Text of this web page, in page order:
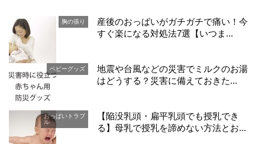
胸の張り
産後のおっぱいがガチガチで痛い！今
すぐ楽になる対処法7選【いつま...
ベビーグッズ
地震や台風などの災害でミルクのお湯
はどうする？災害に備えておきた...
おっぱいトラブ
ル
【陥没乳頭・扁平乳頭でも授乳でき
る】母乳で授乳を諦めない方法とお...